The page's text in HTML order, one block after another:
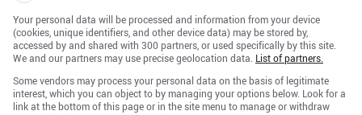
pour le coulage et la finition des planchers de
trémies à béton et accessoires.
sportifs robustes.
casiers sportifs, buts de hockey et de soccer.
industrielle pour les fabricants d’équipements
Your personal data will be processed and information from your device
(cookies, unique identifiers, and other device data) may be stored by,
accessed by and shared with 300 partners, or used specifically by this site.
We and our partners may use precise geolocation data. List of partners.
Some vendors may process your personal data on the basis of legitimate
interest, which you can object to by managing your options below. Look for a
link at the bottom of this page or in the site menu to manage or withdraw